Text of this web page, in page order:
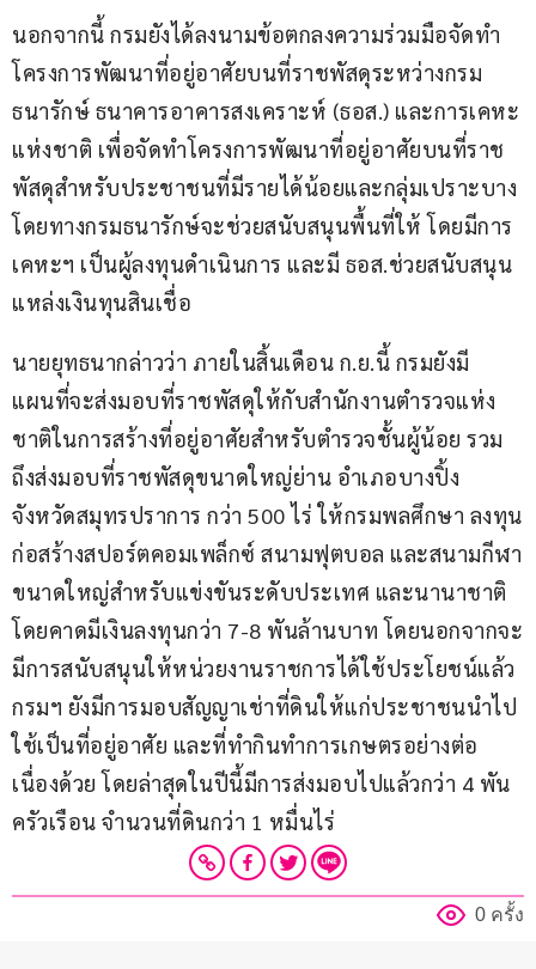
นอกจากนี้ กรมยังได้ลงนามข้อตกลงความร่วมมือจัดทำ
โครงการพัฒนาที่อยู่อาศัยบนที่ราชพัสดุระหว่างกรม
ธนารักษ์ ธนาคารอาคารสงเคราะห์ (ธอส.) และการเคหะ
แห่งชาติ เพื่อจัดทำโครงการพัฒนาที่อยู่อาศัยบนที่ราช
พัสดุสำหรับประชาชนที่มีรายได้น้อยและกลุ่มเปราะบาง
โดยทางกรมธนารักษ์จะช่วยสนับสนุนพื้นที่ให้ โดยมีการ
เคหะฯ เป็นผู้ลงทุนดำเนินการ และมี ธอส.ช่วยสนับสนุน
แหล่งเงินทุนสินเชื่อ
นายยุทธนากล่าวว่า ภายในสิ้นเดือน ก.ย.นี้ กรมยังมี
แผนที่จะส่งมอบที่ราชพัสดุให้กับสำนักงานตำรวจแห่ง
ชาติในการสร้างที่อยู่อาศัยสำหรับตำรวจชั้นผู้น้อย รวม
ถึงส่งมอบที่ราชพัสดุขนาดใหญ่ย่าน อำเภอบางปิ้ง
จังหวัดสมุทรปราการ กว่า 500 ไร่ ให้กรมพลศึกษา ลงทุน
ก่อสร้างสปอร์ตคอมเพล็กซ์ สนามฟุตบอล และสนามกีฬา
ขนาดใหญ่สำหรับแข่งขันระดับประเทศ และนานาชาติ
โดยคาดมีเงินลงทุนกว่า 7-8 พันล้านบาท โดยนอกจากจะ
มีการสนับสนุนให้หน่วยงานราชการได้ใช้ประโยชน์แล้ว
กรมฯ ยังมีการมอบสัญญาเช่าที่ดินให้แก่ประชาชนนำไป
ใช้เป็นที่อยู่อาศัย และที่ทำกินทำการเกษตรอย่างต่อ
เนื่องด้วย โดยล่าสุดในปีนี้มีการส่งมอบไปแล้วกว่า 4 พัน
ครัวเรือน จำนวนที่ดินกว่า 1 หมื่นไร่
0 ครั้ง